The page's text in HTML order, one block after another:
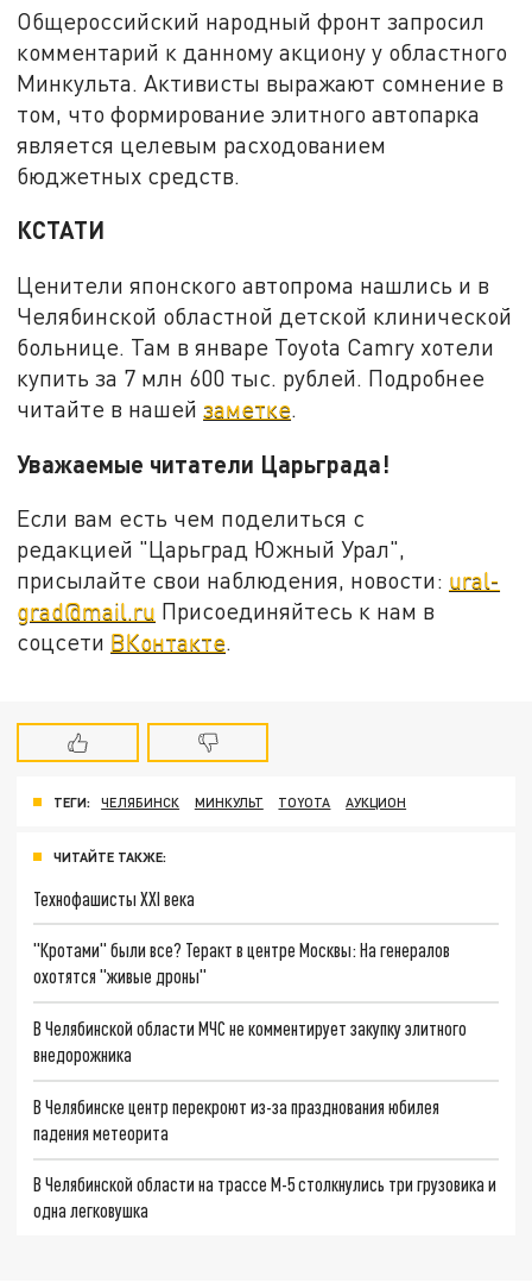
Общероссийский народный фронт запросил
комментарий к данному акциону у областного
Минкульта. Активисты выражают сомнение в
том, что формирование элитного автопарка
является целевым расходованием
бюджетных средств.
КСТАТИ
Ценители японского автопрома нашлись и в
Челябинской областной детской клинической
больнице. Там в январе Toyota Camry хотели
купить за 7 млн 600 тыс. рублей. Подробнее
читайте в нашейзаметке.
Уважаемые читатели Царьграда!
Если вам есть чем поделиться с
редакцией "Царьград Южный Урал",
присылайте свои наблюдения, новости: ural-
grad@mail.ru Присоединяйтесь к нам в
соцсети ВКонтакте.
ТЕГИ: ЧЕЛЯБИНСК МИНКУЛЬТ TOYOTA АУКЦИОН
ЧИТАЙТЕ ТАКЖЕ:
Технофашисты XXI века
"Кротами" были все? Теракт в центре Москвы: На генералов
охотятся "живые дроны"
В Челябинской области МЧС не комментирует закупку элитного
внедорожника
В Челябинске центр перекроют из-за празднования юбилея
падения метеорита
В Челябинской области на трассе М-5 столкнулись три грузовика и
одна легковушка